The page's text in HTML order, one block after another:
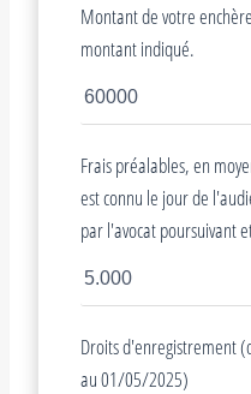
Montant de votre
montant indiqué.
Frais préalables, en
est connu le jour de
par l'avocat poursuivant
Droits d'enregistrement
au 01/05/2025)